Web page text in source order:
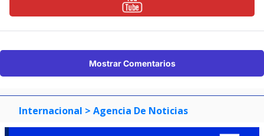
Mostrar Comentarios
Internacional > Agencia De Noticias